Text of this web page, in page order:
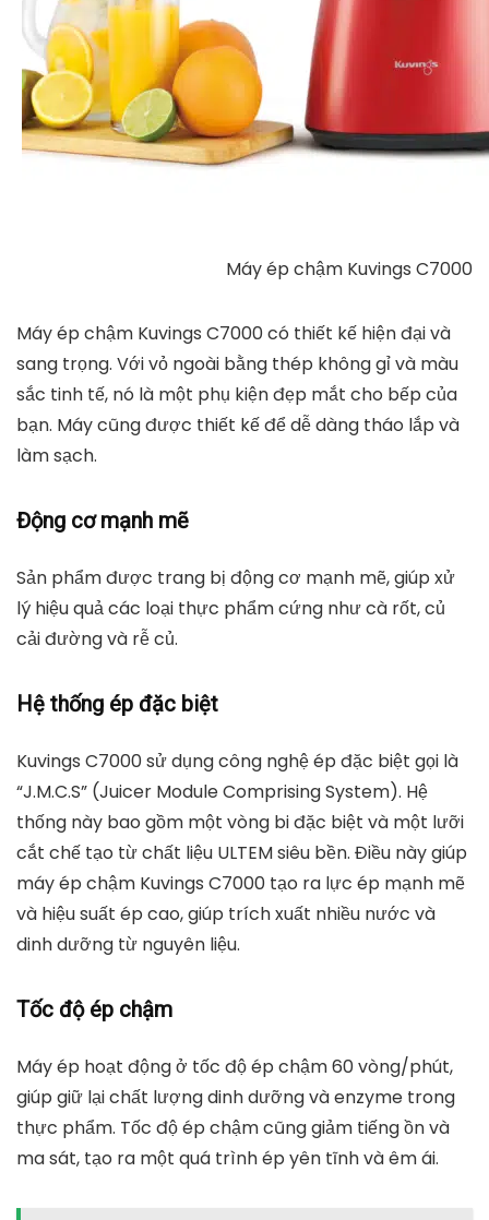
Máy ép chậm Kuvings C7000
Máy ép chậm Kuvings C7000có thiết kế hiện đại và
sang trọng. Với vỏ ngoài bằng thép không gỉ và màu
sắc tinh tế, nó là một phụ kiện đẹp mắt cho bếp của
bạn. Máy cũng được thiết kế để dễ dàng tháo lắp và
làm sạch.
Động cơ mạnh mẽ
Sản phẩm được trang bị động cơ mạnh mẽ, giúp xử
lý hiệu quả các loại thực phẩm cứng như cà rốt, củ
cải đường và rễ củ.
Hệ thống ép đặc biệt
Kuvings C7000 sử dụng công nghệ ép đặc biệt gọi là
“J.M.C.S” (Juicer Module Comprising System). Hệ
thống này bao gồm một vòng bi đặc biệt và một lưỡi
cắt chế tạo từ chất liệu ULTEM siêu bền. Điều này giúp
máy ép chậm Kuvings C7000 tạo ra lực ép mạnh mẽ
và hiệu suất ép cao, giúp trích xuất nhiều nước và
dinh dưỡng từ nguyên liệu.
Tốc độ ép chậm
Máy ép hoạt động ở tốc độ ép chậm 60 vòng/phút,
giúp giữ lại chất lượng dinh dưỡng và enzyme trong
thực phẩm. Tốc độ ép chậm cũng giảm tiếng ồn và
ma sát, tạo ra một quá trình ép yên tĩnh và êm ái.